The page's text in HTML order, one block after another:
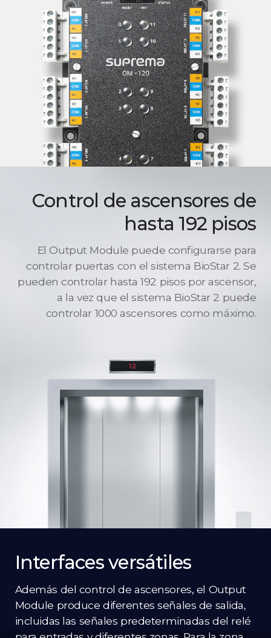
Control de ascensores de
hasta 192 pisos
El Output Module puede configurarse para
controlar puertas con el sistema BioStar 2. Se
pueden controlar hasta 192 pisos por ascensor,
a la vez que el sistema BioStar 2 puede
controlar 1000 ascensores como máximo.
Interfaces versátiles
Además del control de ascensores, el Output
Module produce diferentes señales de salida,
incluidas las señales predeterminadas del relé